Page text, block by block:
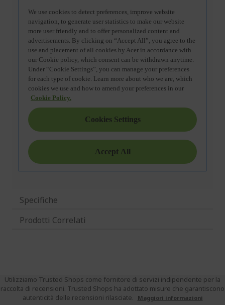
Specifiche
Prodotti Correlati
Utilizziamo Trusted Shops come fornitore di servizi indipendente per la
raccolta di recensioni. Trusted Shops ha adottato misure che garantiscono
autenticità delle recensioni rilasciate.
Maggiori informazioni